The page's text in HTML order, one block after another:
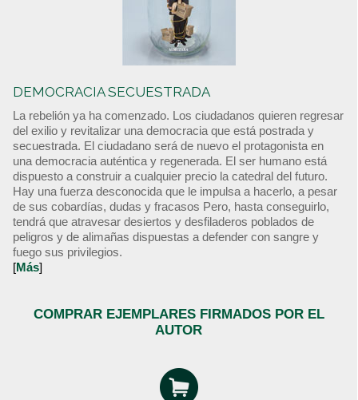
DEMOCRACIA SECUESTRADA
La rebelión ya ha comenzado. Los ciudadanos quieren regresar
del exilio y revitalizar una democracia que está postrada y
secuestrada. El ciudadano será de nuevo el protagonista en
una democracia auténtica y regenerada. El ser humano está
dispuesto a construir a cualquier precio la catedral del futuro.
Hay una fuerza desconocida que le impulsa a hacerlo, a pesar
de sus cobardías, dudas y fracasos Pero, hasta conseguirlo,
tendrá que atravesar desiertos y desfiladeros poblados de
peligros y de alimañas dispuestas a defender con sangre y
fuego sus privilegios.
[Más]
COMPRAR EJEMPLARES FIRMADOS POR EL
AUTOR